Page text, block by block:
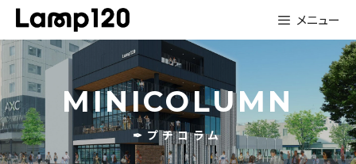
Skip
content
メニュー
MINICOLUMN
✒プチコラム